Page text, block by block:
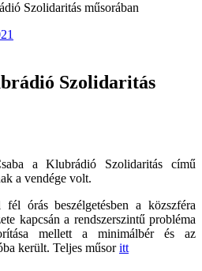
Szolidaritás műsorában
Szolidaritás
a Klubrádió Szolidaritás című
a vendége volt.
órás beszélgetésben a közszféra
kapcsán a rendszerszintű probléma
mellett a minimálbér és az
került. Teljes műsoritt